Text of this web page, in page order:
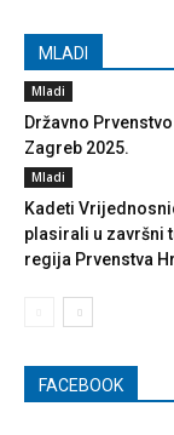
MLADI
Mladi
Državno Prvenstvo
Zagreb 2025.
Mladi
Kadeti
plasirali u završni
regija Prvenstva
FACEBOOK